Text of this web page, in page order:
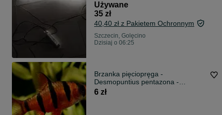
Używane
35 zł
40,40 zł z Pakietem Ochronnym
Szczecin, Golęcino
Dzisiaj o 06:25
Brzanka pięciopręga -
Desmopuntius pentazona -
dowozimy, wysyłamy
6 zł